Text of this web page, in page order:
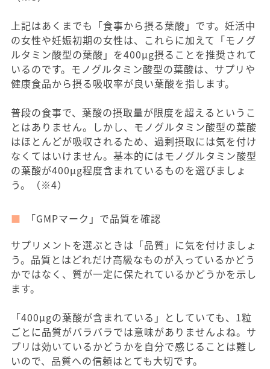
上記はあくまでも「食事から摂る葉酸」です。妊活中
の女性や妊娠初期の女性は、これらに加えて「モノグ
ルタミン酸型の葉酸」を400μg摂ることを推奨されて
いるのです。モノグルタミン酸型の葉酸は、サプリや
健康食品から摂る吸収率が良い葉酸を指します。
普段の食事で、葉酸の摂取量が限度を超えるというこ
とはありません。しかし、モノグルタミン酸型の葉酸
はほとんどが吸収されるため、過剰摂取には気を付け
なくてはいけません。基本的にはモノグルタミン酸型
の葉酸が400μg程度含まれているものを選びましょ
う。（※4）
「GMPマーク」で品質を確認
サプリメントを選ぶときは「品質」に気を付けましょ
う。品質とはどれだけ高級なものが入っているかどう
かではなく、質が一定に保たれているかどうかを示し
ます。
「400μgの葉酸が含まれている」としていても、1粒
ごとに品質がバラバラでは意味がありませんよね。サ
プリは効いているかどうかを自分で感じることは難し
いので、品質への信頼はとても大切です。